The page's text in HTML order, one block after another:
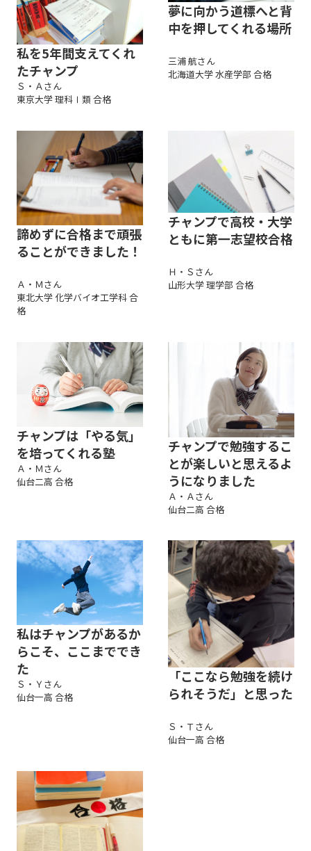
私を5年間支えてくれ
たチャンプ
Ｓ・Ａさん
東京大学 理科Ⅰ類 合格
夢に向かう道標へと背
中を押してくれる場所
三浦 航さん
北海道大学 水産学部 合格
諦めずに合格まで頑張
ることができました！
Ａ・Ｍさん
東北大学 化学バイオ工学科 合
格
チャンプで高校・大学
ともに第一志望校合格
Ｈ・Ｓさん
山形大学 理学部 合格
チャンプは「やる気」
を培ってくれる塾
Ａ・Ｍさん
仙台二高 合格
チャンプで勉強するこ
とが楽しいと思えるよ
うになりました
Ａ・Ａさん
仙台二高 合格
私はチャンプがあるか
らこそ、ここまででき
た
Ｓ・Ｙさん
仙台一高 合格
「ここなら勉強を続け
られそうだ」と思った
Ｓ・Ｔさん
仙台一高 合格